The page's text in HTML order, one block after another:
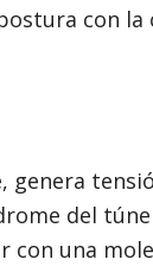
con la
genera
del
con una